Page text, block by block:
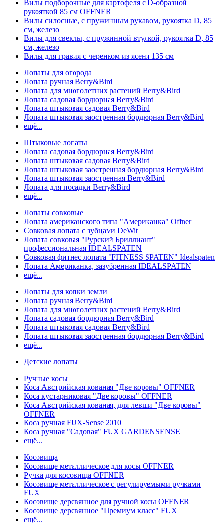
Вилы подборочные для картофеля с D-образной
рукояткой 85 см OFFNER
Вилы силосные, с пружинным рукавом, рукоятка D, 85
см, железо
Вилы для свеклы, с пружинной втулкой, рукоятка D, 85
см, железо
Вилы для гравия с черенком из ясеня 135 см
Лопаты для огорода
Лопата ручная Berry&Bird
Лопата для многолетних растений Berry&Bird
Лопата садовая бордюрная Berry&Bird
Лопата штыковая садовая Berry&Bird
Лопата штыковая заостренная бордюрная Berry&Bird
ещё...
Штыковые лопаты
Лопата садовая бордюрная Berry&Bird
Лопата штыковая садовая Berry&Bird
Лопата штыковая заостренная бордюрная Berry&Bird
Лопата штыковая заостренная Berry&Bird
Лопата для посадки Berry&Bird
ещё...
Лопаты совковые
Лопата американского типа "Американка" Offner
Совковая лопата с зубцами DeWit
Лопата совковая "Рурский Бриллиант"
профессиональная IDEALSPATEN
Совковая фитнес лопата "FITNESS SPATEN" Idealspaten
Лопата Американка, зазубренная IDEALSPATEN
ещё...
Лопаты для копки земли
Лопата ручная Berry&Bird
Лопата для многолетних растений Berry&Bird
Лопата садовая бордюрная Berry&Bird
Лопата штыковая садовая Berry&Bird
Лопата штыковая заостренная бордюрная Berry&Bird
ещё...
Детские лопаты
Ручные косы
Коса Австрийская кованая "Две коровы" OFFNER
Коса кустарниковая "Две коровы" OFFNER
Коса Австрийская кованая, для левши "Две коровы"
OFFNER
Коса ручная FUX-Sense 2010
Коса ручная "Садовая" FUX GARDENSENSE
ещё...
Косовища
Косовище металлическое для косы OFFNER
Ручка для косовища OFFNER
Косовище металлическое с регулируемыми ручками
FUX
Косовище деревянное для ручной косы OFFNER
Косовище деревянное "Премиум класс" FUX
ещё...